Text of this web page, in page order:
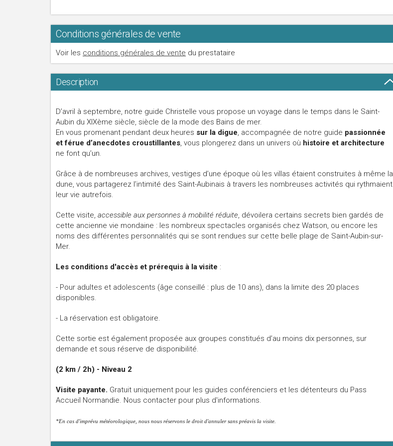
Conditions générales de vente
Voir les conditions générales de vente du prestataire
Description
D’avril à septembre, notre guide Christelle vous propose un voyage dans le temps dans le Saint-
Aubin du XIXème siècle, siècle de la mode des Bains de mer.
En vous promenant pendant deux heures sur la digue, accompagnée de notre guide passionnée
et férue d’anecdotes croustillantes, vous plongerez dans un univers où histoire et architecture
ne font qu’un.
Grâce à de nombreuses archives, vestiges d’une époque où les villas étaient construites à même la
dune, vous partagerez l’intimité des Saint-Aubinais à travers les nombreuses activités qui rythmaient
leur vie autrefois.
Cette visite, accessible aux personnes à mobilité réduite, dévoilera certains secrets bien gardés de
cette ancienne vie mondaine : les nombreux spectacles organisés chez Watson, ou encore les
noms des différentes personnalités qui se sont rendues sur cette belle plage de Saint-Aubin-sur-
Mer.
Les conditions d'accès et prérequis à la visite :
- Pour adultes et adolescents (âge conseillé : plus de 10 ans), dans la limite des 20 places
disponibles.
- La réservation est obligatoire.
Cette sortie est également proposée aux groupes constitués d’au moins dix personnes, sur
demande et sous réserve de disponibilité.
(2 km / 2h) - Niveau 2
Visite payante. Gratuit uniquement pour les guides conférenciers et les détenteurs du Pass
Accueil Normandie. Nous contacter pour plus d'informations.
*En cas d'imprévu météorologique, nous nous réservons le droit d'annuler sans préavis la visite.